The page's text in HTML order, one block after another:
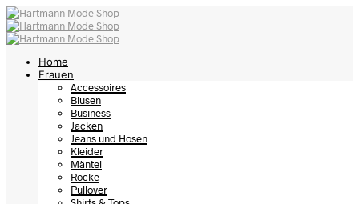
Home
Frauen
Accessoires
Blusen
Business
Jacken
Jeans und Hosen
Kleider
Mäntel
Röcke
Pullover